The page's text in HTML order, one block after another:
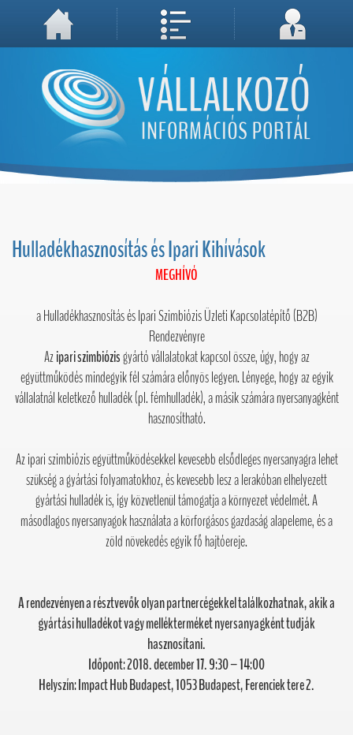
A weboldal használatával Ön elfogadja, hogy Cookie-kat (sütiket) tároljunk számítógépén. A sütik a weboldal megfelelő működéséhez
Megértettem, folytatás...
Hulladékhasznosítás és Ipari Kihívások
MEGHÍVÓ
a Hulladékhasznosítás és Ipari Szimbiózis Üzleti Kapcsolatépítő (B2B)
Rendezvényre
Azipari szimbiózisgyártó vállalatokat kapcsol össze, úgy, hogy az
együttműködés mindegyik fél számára előnyös legyen. Lényege, hogy az egyik
vállalatnál keletkező hulladék (pl. fémhulladék), a másik számára nyersanyagként
hasznosítható.
Az ipari szimbiózis együttműködésekkel kevesebb elsődleges nyersanyagra lehet
szükség a gyártási folyamatokhoz, és kevesebb lesz a lerakóban elhelyezett
gyártási hulladék is, így közvetlenül támogatja a környezet védelmét. A
másodlagos nyersanyagok használata a körforgásos gazdaság alapeleme, és a
zöld növekedés egyik fő hajtóereje.
A rendezvényen a résztvevők olyan partnercégekkel találkozhatnak, akik a
gyártási hulladékot vagy mellékterméket nyersanyagként tudják
hasznosítani.
Időpont: 2018. december 17. 9:30 – 14:00
Helyszín: Impact Hub Budapest, 1053 Budapest, Ferenciek tere 2.